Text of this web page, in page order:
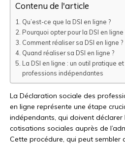
Contenu de l'article
Qu’est-ce que la DSI en ligne ?
Pourquoi opter pour la DSI en ligne
Comment réaliser sa DSI en ligne ?
Quand réaliser sa DSI en ligne ?
La DSI en ligne : un outil pratique
professions indépendantes
La Déclaration sociale des
en ligne représente une étape
indépendants, qui doivent déclarer
cotisations sociales auprès de
Cette procédure, qui peut sembler